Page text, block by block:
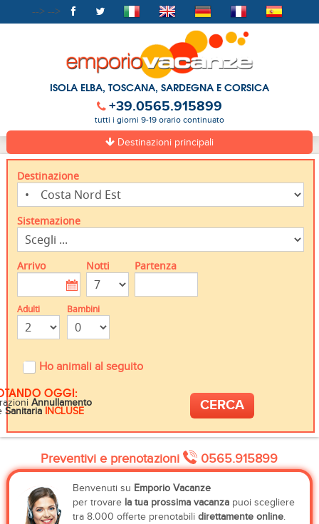
--> -->
ISOLA ELBA, TOSCANA, SARDEGNA E CORSICA
+39.0565.915899
tutti i giorni 9-19 orario continuato
Destinazioni principali
Destinazione
Sistemazione
Arrivo Notti Partenza
Adulti Bambini
Ho animali al seguito
OGGI:
Annullamento
Sanitaria INCLUSE
Preventivi e prenotazioni 0565.915899
Benvenuti su Emporio Vacanze
per trovare la tua prossima vacanzapuoi scegliere
tra 8.000 offerte prenotabili direttamente online.